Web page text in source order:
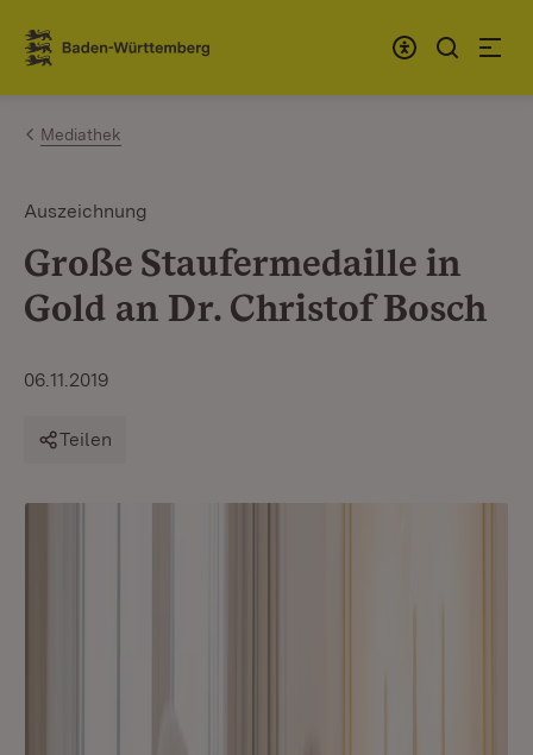
Zum Inhalt springen
Link zur Startseite
Mediathek
Auszeichnung
Große Staufermedaille in
Gold an Dr. Christof Bosch
06.11.2019
Teilen